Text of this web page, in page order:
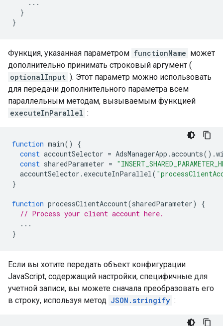
...
}
}
Функция, указанная параметром functionName может
дополнительно принимать строковый аргумент (
optionalInput ). Этот параметр можно использовать
для передачи дополнительного параметра всем
параллельным методам, вызываемым функцией
executeInParallel :
function main()
{
const accountSelector = AdsManagerApp .accounts().
const sharedParameter =
accountSelector . executeInParallel(
}
function processClientAccount(sharedParameter)
{
// Process your client account here.
...
}
Если вы хотите передать объект конфигурации
JavaScript, содержащий настройки, специфичные для
учетной записи, вы можете сначала преобразовать его
в строку, используя метод JSON.stringify :